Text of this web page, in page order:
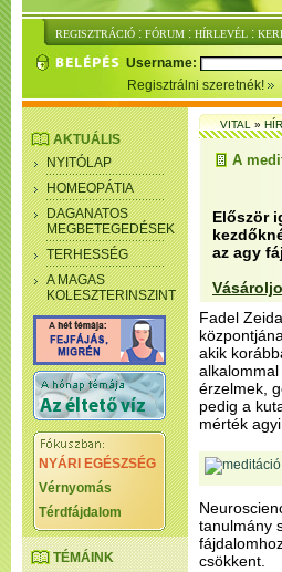
REGISZTRÁCIÓ : FÓRUM : HÍRLEVÉL :
Username:
Regisztrálni szeretnék!
AKTUÁLIS
NYITÓLAP
HOMEOPÁTIA
DAGANATOS
MEGBETEGEDÉSEK
TERHESSÉG
A MAGAS
KOLESZTERINSZINT
NYÁRI EGÉSZSÉG
Vérnyomás
Térdfájdalom
TÉMÁINK
VITAL»
A
Először
az agy
Fadel
akik
érzelmek,
pedig a
mérték
tanulmány
csökkent.